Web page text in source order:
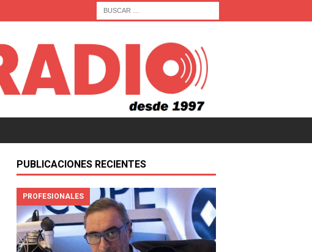
PUBLICACIONES RECIENTES
PROFESIONALES